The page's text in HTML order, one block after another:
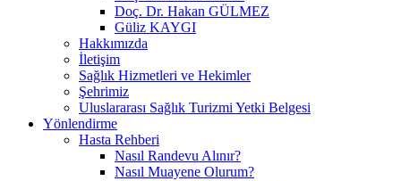
Doç. Dr. Hakan GÜLMEZ
Güliz KAYGI
Hakkımızda
İletişim
Sağlık Hizmetleri ve Hekimler
Şehrimiz
Uluslararası Sağlık Turizmi Yetki Belgesi
Yönlendirme
Hasta Rehberi
Nasıl Randevu Alınır?
Nasıl Muayene Olurum?